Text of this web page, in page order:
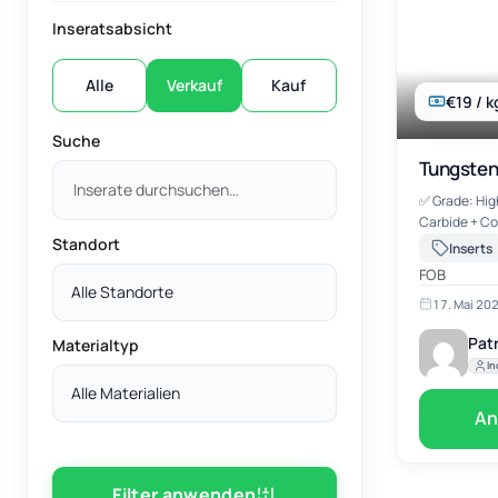
Inseratsabsicht
Alle Verkauf Kauf
Suche
Standort
Alle Standorte
Materialtyp
Alle Materialien
€19 /
✅ Grade:
Carbide +
mills,
Solid
✅ Quantity:
Inserts
FOB
17. Mai